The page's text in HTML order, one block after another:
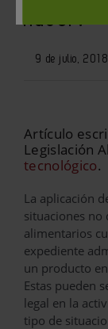
hacer?
9 de julio, 2018
Artículo
Legislación
tecnológico.
La aplicación
situaciones no
alimentarios
expediente
un producto
Estas pueden
legal en la
tipo de